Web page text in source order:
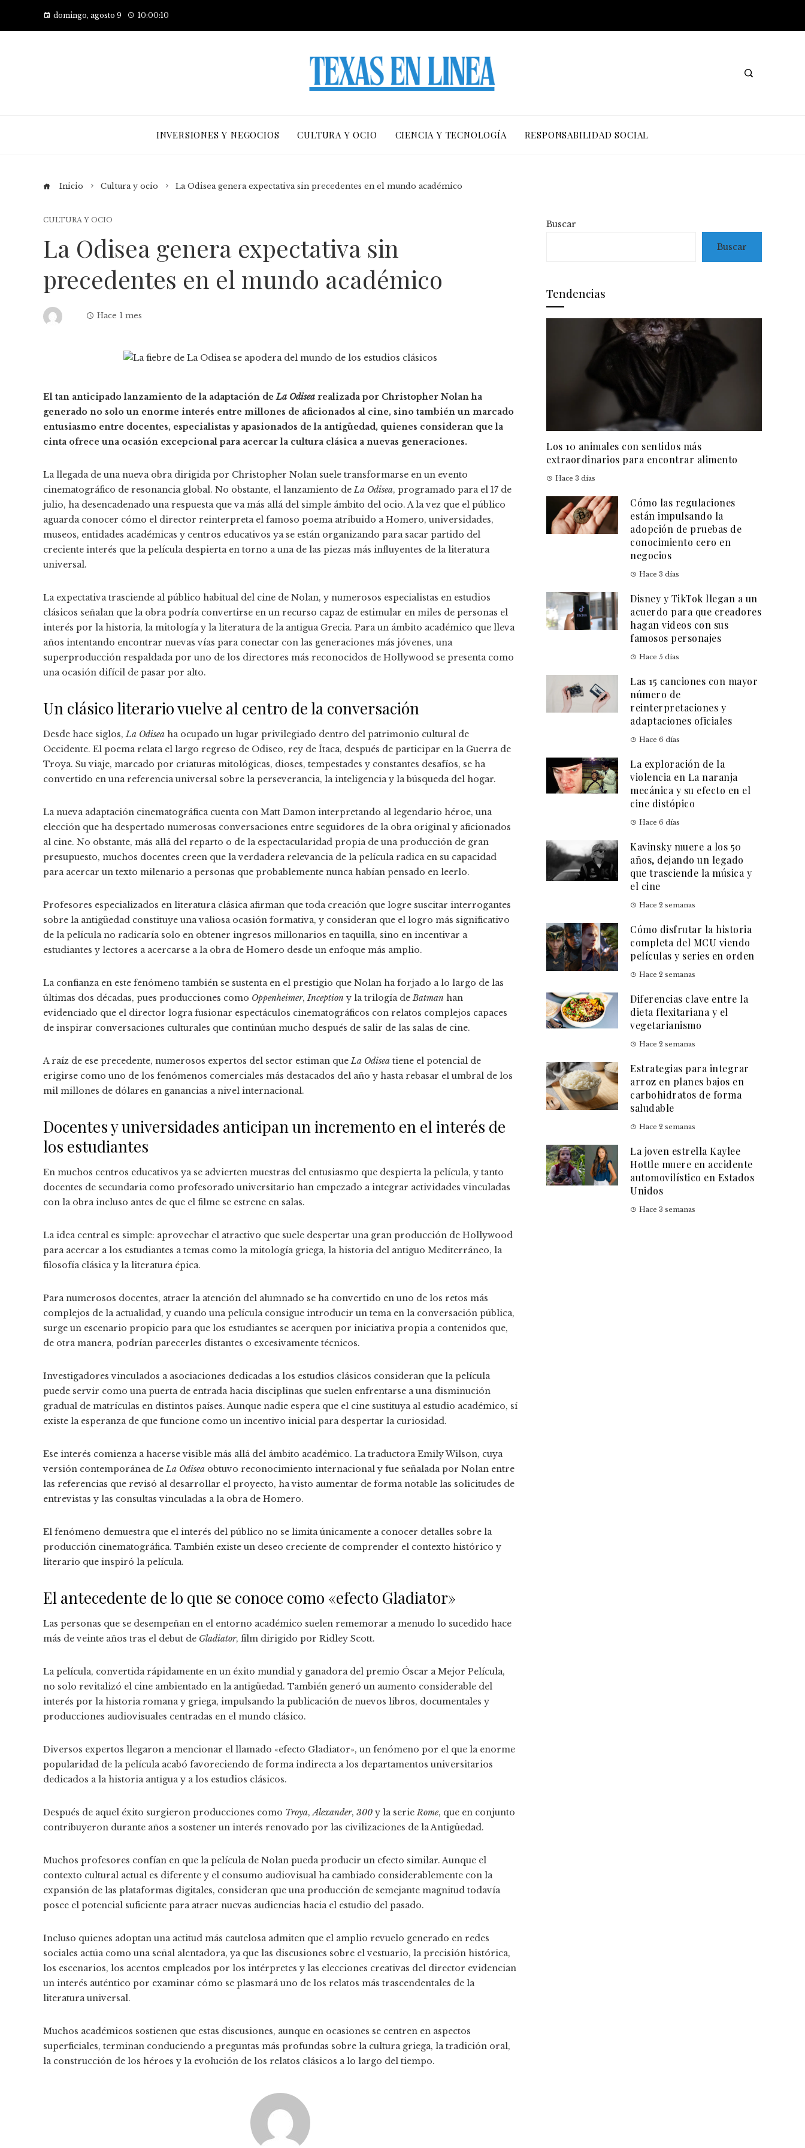
domingo, agosto 9 10:00:11
INVERSIONES Y NEGOCIOS CULTURA Y OCIO CIENCIA Y TECNOLOGÍA RESPONSABILIDAD SOCIAL
Inicio Cultura y ocio La Odisea genera expectativa sin precedentes en el mundo académico
CULTURA Y OCIO
La Odisea genera expectativa sin
precedentes en el mundo académico
Hace 1 mes
El tan anticipado lanzamiento de la adaptación deLa Odisea realizada por Christopher Nolan ha
generado no solo un enorme interés entre millones de aficionados al cine, sino también un marcado
entusiasmo entre docentes, especialistas y apasionados de la antigüedad, quienes consideran que la
cinta ofrece una ocasión excepcional para acercar la cultura clásica a nuevas generaciones.
La llegada de una nueva obra dirigida por Christopher Nolan suele transformarse en un evento
cinematográfico de resonancia global. No obstante, el lanzamiento deLa Odisea, programado para el 17 de
julio, ha desencadenado una respuesta que va más allá del simple ámbito del ocio. A la vez que el público
aguarda conocer cómo el director reinterpreta el famoso poema atribuido a Homero, universidades,
museos, entidades académicas y centros educativos ya se están organizando para sacar partido del
creciente interés que la película despierta en torno a una de las piezas más influyentes de la literatura
universal.
La expectativa trasciende al público habitual del cine de Nolan, y numerosos especialistas en estudios
clásicos señalan que la obra podría convertirse en un recurso capaz de estimular en miles de personas el
interés por la historia, la mitología y la literatura de la antigua Grecia. Para un ámbito académico que lleva
años intentando encontrar nuevas vías para conectar con las generaciones más jóvenes, una
superproducción respaldada por uno de los directores más reconocidos de Hollywood se presenta como
una ocasión difícil de pasar por alto.
Un clásico literario vuelve al centro de la conversación
Desde hace siglos,La Odisea ha ocupado un lugar privilegiado dentro del patrimonio cultural de
Occidente. El poema relata el largo regreso de Odiseo, rey de Ítaca, después de participar en la Guerra de
Troya. Su viaje, marcado por criaturas mitológicas, dioses, tempestades y constantes desafíos, se ha
convertido en una referencia universal sobre la perseverancia, la inteligencia y la búsqueda del hogar.
La nueva adaptación cinematográfica cuenta con Matt Damon interpretando al legendario héroe, una
elección que ha despertado numerosas conversaciones entre seguidores de la obra original y aficionados
al cine. No obstante, más allá del reparto o de la espectacularidad propia de una producción de gran
presupuesto, muchos docentes creen que la verdadera relevancia de la película radica en su capacidad
para acercar un texto milenario a personas que probablemente nunca habían pensado en leerlo.
Profesores especializados en literatura clásica afirman que toda creación que logre suscitar interrogantes
sobre la antigüedad constituye una valiosa ocasión formativa, y consideran que el logro más significativo
de la película no radicaría solo en obtener ingresos millonarios en taquilla, sino en incentivar a
estudiantes y lectores a acercarse a la obra de Homero desde un enfoque más amplio.
La confianza en este fenómeno también se sustenta en el prestigio que Nolan ha forjado a lo largo de las
últimas dos décadas, pues producciones como Oppenheimer,Inception y la trilogía deBatman han
evidenciado que el director logra fusionar espectáculos cinematográficos con relatos complejos capaces
de inspirar conversaciones culturales que continúan mucho después de salir de las salas de cine.
A raíz de ese precedente, numerosos expertos del sector estiman queLa Odisea tiene el potencial de
erigirse como uno de los fenómenos comerciales más destacados del año y hasta rebasar el umbral de los
mil millones de dólares en ganancias a nivel internacional.
Docentes y universidades anticipan un incremento en el interés de
los estudiantes
En muchos centros educativos ya se advierten muestras del entusiasmo que despierta la película, y tanto
docentes de secundaria como profesorado universitario han empezado a integrar actividades vinculadas
con la obra incluso antes de que el filme se estrene en salas.
La idea central es simple: aprovechar el atractivo que suele despertar una gran producción de Hollywood
para acercar a los estudiantes a temas como la mitología griega, la historia del antiguo Mediterráneo, la
filosofía clásica y la literatura épica.
Para numerosos docentes, atraer la atención del alumnado se ha convertido en uno de los retos más
complejos de la actualidad, y cuando una película consigue introducir un tema en la conversación pública,
surge un escenario propicio para que los estudiantes se acerquen por iniciativa propia a contenidos que,
de otra manera, podrían parecerles distantes o excesivamente técnicos.
Investigadores vinculados a asociaciones dedicadas a los estudios clásicos consideran que la película
puede servir como una puerta de entrada hacia disciplinas que suelen enfrentarse a una disminución
gradual de matrículas en distintos países. Aunque nadie espera que el cine sustituya al estudio académico, sí
existe la esperanza de que funcione como un incentivo inicial para despertar la curiosidad.
Ese interés comienza a hacerse visible más allá del ámbito académico. La traductora Emily Wilson, cuya
versión contemporánea deLa Odisea obtuvo reconocimiento internacional y fue señalada por Nolan entre
las referencias que revisó al desarrollar el proyecto, ha visto aumentar de forma notable las solicitudes de
entrevistas y las consultas vinculadas a la obra de Homero.
El fenómeno demuestra que el interés del público no se limita únicamente a conocer detalles sobre la
producción cinematográfica. También existe un deseo creciente de comprender el contexto histórico y
literario que inspiró la película.
El antecedente de lo que se conoce como «efecto Gladiator»
Las personas que se desempeñan en el entorno académico suelen rememorar a menudo lo sucedido hace
más de veinte años tras el debut de Gladiator, film dirigido por Ridley Scott.
La película, convertida rápidamente en un éxito mundial y ganadora del premio Óscar a Mejor Película,
no solo revitalizó el cine ambientado en la antigüedad. También generó un aumento considerable del
interés por la historia romana y griega, impulsando la publicación de nuevos libros, documentales y
producciones audiovisuales centradas en el mundo clásico.
Diversos expertos llegaron a mencionar el llamado «efecto Gladiator», un fenómeno por el que la enorme
popularidad de la película acabó favoreciendo de forma indirecta a los departamentos universitarios
dedicados a la historia antigua y a los estudios clásicos.
Después de aquel éxito surgieron producciones como Troya,Alexander, 300 y la serieRome, que en conjunto
contribuyeron durante años a sostener un interés renovado por las civilizaciones de la Antigüedad.
Muchos profesores confían en que la película de Nolan pueda producir un efecto similar. Aunque el
contexto cultural actual es diferente y el consumo audiovisual ha cambiado considerablemente con la
expansión de las plataformas digitales, consideran que una producción de semejante magnitud todavía
posee el potencial suficiente para atraer nuevas audiencias hacia el estudio del pasado.
Incluso quienes adoptan una actitud más cautelosa admiten que el amplio revuelo generado en redes
sociales actúa como una señal alentadora, ya que las discusiones sobre el vestuario, la precisión histórica,
los escenarios, los acentos empleados por los intérpretes y las elecciones creativas del director evidencian
un interés auténtico por examinar cómo se plasmará uno de los relatos más trascendentales de la
literatura universal.
Muchos académicos sostienen que estas discusiones, aunque en ocasiones se centren en aspectos
superficiales, terminan conduciendo a preguntas más profundas sobre la cultura griega, la tradición oral,
la construcción de los héroes y la evolución de los relatos clásicos a lo largo del tiempo.
Buscar
Buscar
Tendencias
Los 10 animales con sentidos más
extraordinarios para encontrar alimento
Hace 3 días
Cómo las regulaciones
están impulsando la
adopción de pruebas de
conocimiento cero en
negocios
Hace 3 días
Disney y TikTok llegan a un
acuerdo para que creadores
hagan videos con sus
famosos personajes
Hace 5 días
Las 15 canciones con mayor
número de
reinterpretaciones y
adaptaciones oficiales
Hace 6 días
La exploración de la
violencia en La naranja
mecánica y su efecto en el
cine distópico
Hace 6 días
Kavinsky muere a los 50
años, dejando un legado
que trasciende la música y
el cine
Hace 2 semanas
Cómo disfrutar la historia
completa del MCU viendo
películas y series en orden
Hace 2 semanas
Diferencias clave entre la
dieta flexitariana y el
vegetarianismo
Hace 2 semanas
Estrategias para integrar
arroz en planes bajos en
carbohidratos de forma
saludable
Hace 2 semanas
La joven estrella Kaylee
Hottle muere en accidente
automovilístico en Estados
Unidos
Hace 3 semanas